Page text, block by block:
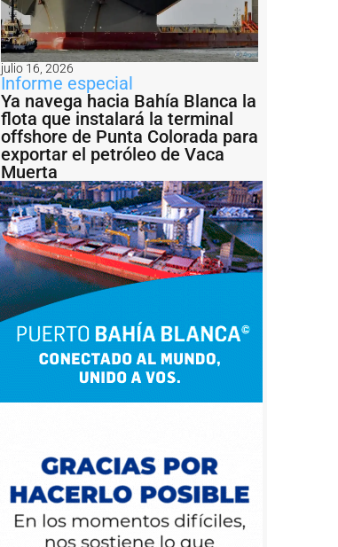
julio 16, 2026
Informe especial
Ya navega hacia Bahía Blanca la
flota que instalará la terminal
offshore de Punta Colorada para
exportar el petróleo de Vaca
Muerta